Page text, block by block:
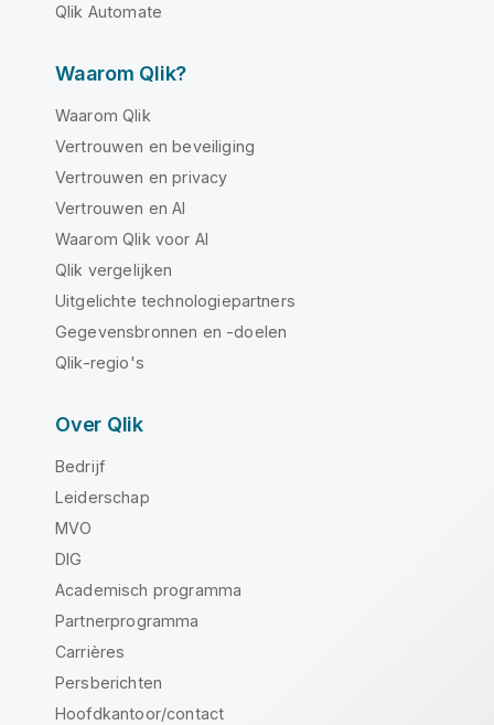
Qlik Automate
Waarom Qlik?
Waarom Qlik
Vertrouwen en beveiliging
Vertrouwen en privacy
Vertrouwen en AI
Waarom Qlik voor AI
Qlik vergelijken
Uitgelichte technologiepartners
Gegevensbronnen en -doelen
Qlik-regio's
Over Qlik
Bedrijf
Leiderschap
MVO
DIG
Academisch programma
Partnerprogramma
Carrières
Persberichten
Hoofdkantoor/contact